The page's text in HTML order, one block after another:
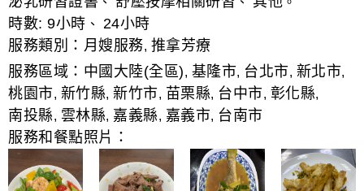
時數: 9小時 、
24小時
服務類別： 月嫂服務, 推拿芳療
服務區域： 中國大陸(全區), 基隆市, 台北市, 新北市,
桃園市, 新竹縣, 新竹市, 苗栗縣, 台中市, 彰化縣,
南投縣, 雲林縣, 嘉義縣, 嘉義市, 台南市
服務和餐點照片：